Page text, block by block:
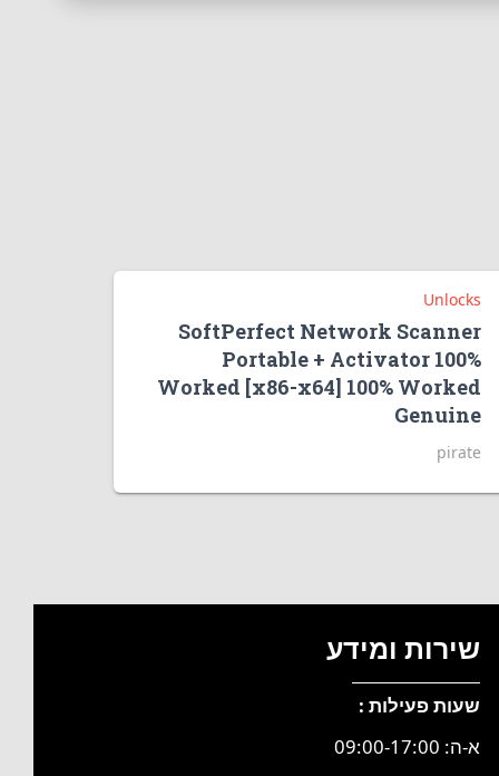
Unlocks
SoftPerfect Network Scanner
Portable + Activator 100%
Worked [x86-x64] 100% Worked
Genuine
pirate
שירות ומידע
שעות פעילות :
א-ה: 09:00-17:00